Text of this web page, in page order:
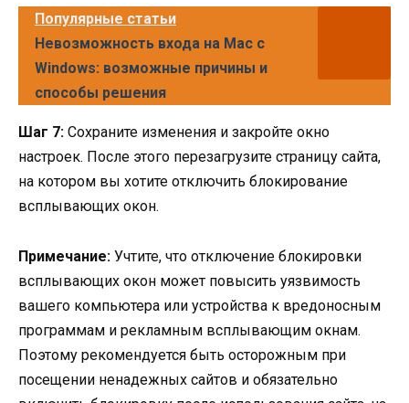
Популярные статьи
Невозможность входа на Mac с
Windows: возможные причины и
способы решения
Шаг 7: Сохраните изменения и закройте окно
настроек. После этого перезагрузите страницу сайта,
на котором вы хотите отключить блокирование
всплывающих окон.
Примечание: Учтите, что отключение блокировки
всплывающих окон может повысить уязвимость
вашего компьютера или устройства к вредоносным
программам и рекламным всплывающим окнам.
Поэтому рекомендуется быть осторожным при
посещении ненадежных сайтов и обязательно